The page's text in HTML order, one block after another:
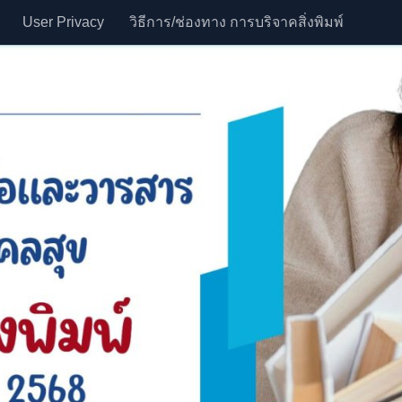
User Privacy วิธีการ/ช่องทาง การบริจาคสิ่งพิมพ์